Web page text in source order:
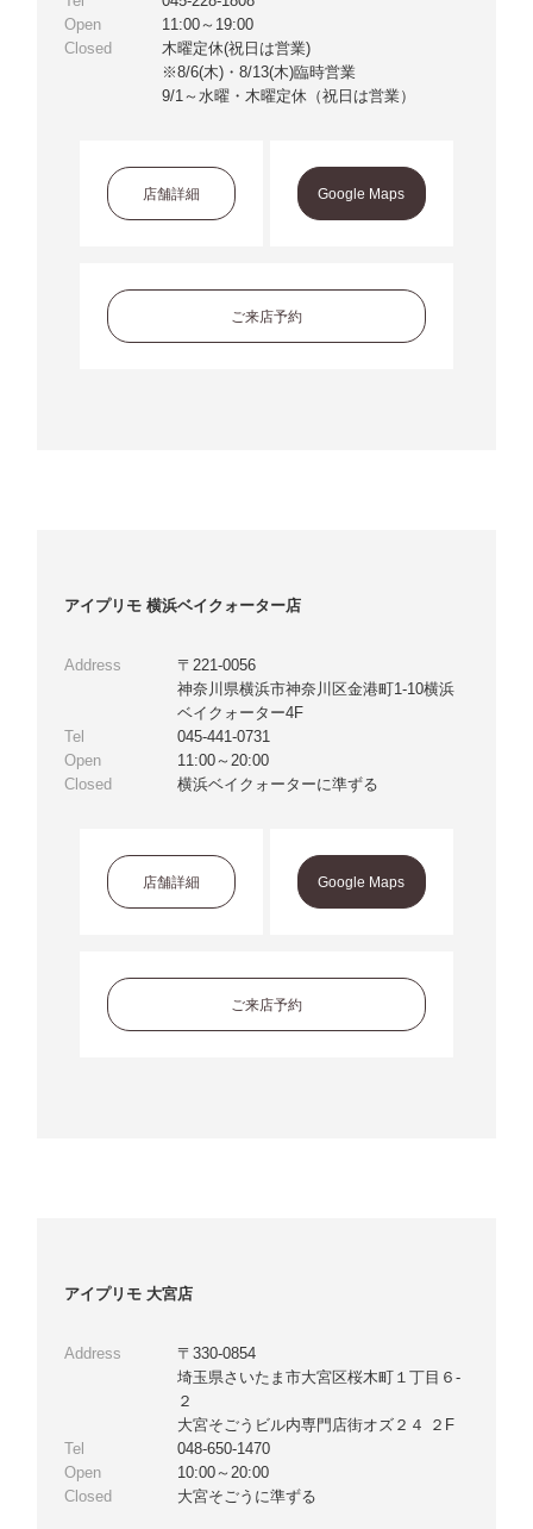
Open
11:00～19:00
Closed
木曜定休(祝日は営業)
※8/6(木)・8/13(木)臨時営業
9/1～水曜・木曜定休（祝日は営業）
店舗詳細 Google Maps
ご来店予約
アイプリモ 横浜ベイクォーター店
Address
〒221-0056
神奈川県横浜市神奈川区金港町1-10横浜
ベイクォーター4F
Tel
045-441-0731
Open
11:00～20:00
Closed
横浜ベイクォーターに準ずる
店舗詳細 Google Maps
ご来店予約
アイプリモ 大宮店
Address
〒330-0854
埼玉県さいたま市大宮区桜木町１丁目６-
２
大宮そごうビル内専門店街オズ２４ ２F
Tel
048-650-1470
Open
10:00～20:00
Closed
大宮そごうに準ずる